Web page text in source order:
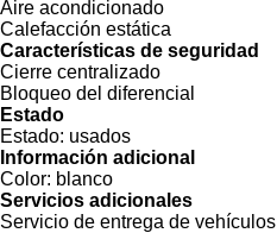
Aire acondicionado
Calefacción estática
Características de seguridad
Cierre centralizado
Bloqueo del diferencial
Estado
Estado: usados
Información adicional
Color: blanco
Servicios adicionales
Servicio de entrega de vehículos